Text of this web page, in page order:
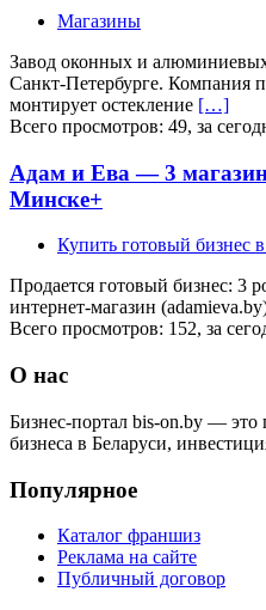
Магазины
Завод оконных и
Санкт-Петербурге. Компания
монтирует остекление […]
Всего просмотров: 49, за
Адам и Ева — 3
Минске+
Купить готовый бизнес
Продается готовый бизнес: 3
интернет-магазин
Всего просмотров: 152, за
О нас
Бизнес-портал bis-on.by — это
бизнеса в Беларуси,
Популярное
Каталог франшиз
Реклама на сайте
Публичный договор